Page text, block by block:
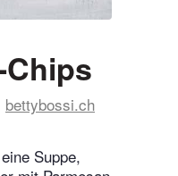
Chips
bettybossi.ch
Suppe,